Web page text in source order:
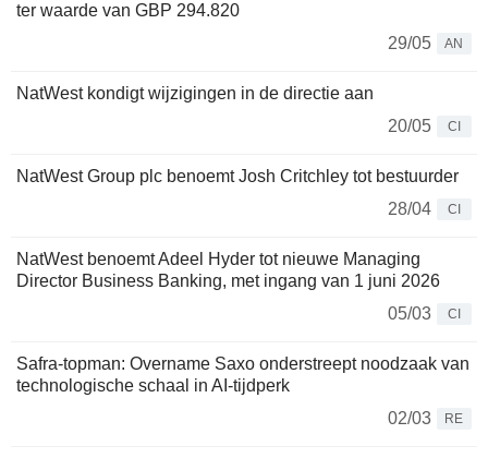
ter waarde van GBP 294.820
29/05
AN
NatWest kondigt wijzigingen in de directie aan
20/05
CI
NatWest Group plc benoemt Josh Critchley tot bestuurder
28/04
CI
NatWest benoemt Adeel Hyder tot nieuwe Managing
Director Business Banking, met ingang van 1 juni 2026
05/03
CI
Safra-topman: Overname Saxo onderstreept noodzaak van
technologische schaal in AI-tijdperk
02/03
RE